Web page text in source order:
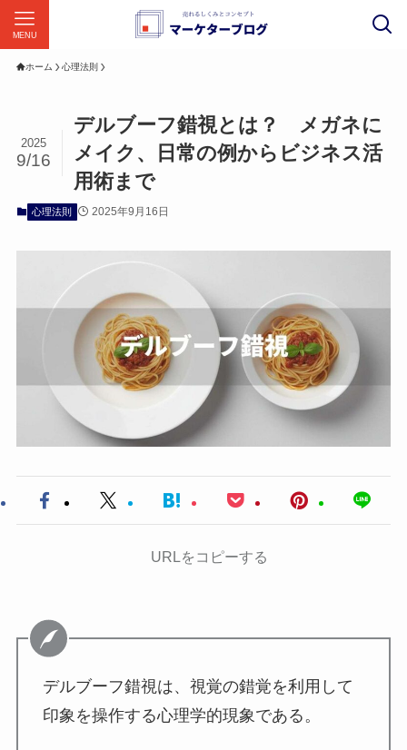
MENU
ホーム 心理法則
デルブーフ錯視とは？ メガネに
メイク、日常の例からビジネス活
用術まで
2025
9/16
心理法則 2025年9月16日
URLをコピーする
デルブーフ錯視は、視覚の錯覚を利用して
印象を操作する心理学的現象である。